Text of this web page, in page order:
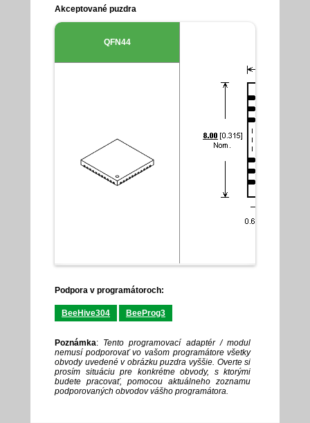
Akceptované puzdra
QFN44
Podpora v programátoroch:
BeeHive304 BeeProg3
Poznámka: Tento programovací adaptér / modul
nemusí podporovať vo vašom programátore všetky
obvody uvedené v obrázku puzdra vyššie. Overte si
prosím situáciu pre konkrétne obvody, s ktorými
budete pracovať, pomocou aktuálneho zoznamu
podporovaných obvodov vášho programátora.